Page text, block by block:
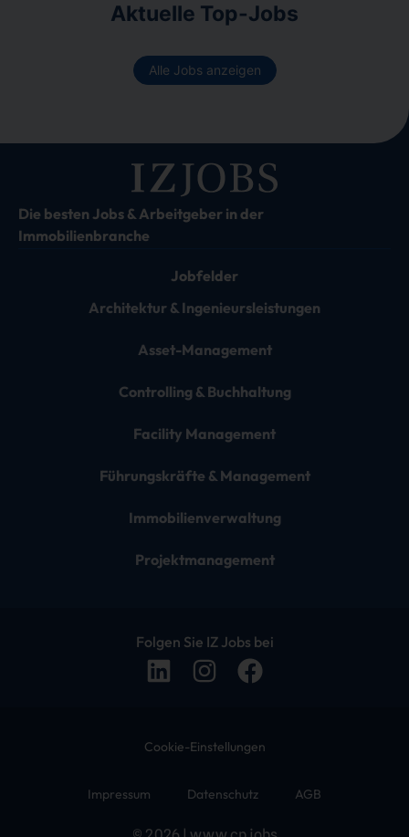
Aktuelle Top-Jobs
Alle Jobs anzeigen
Die besten Jobs & Arbeitgeber in der
Immobilienbranche
Jobfelder
Architektur & Ingenieursleistungen
Asset-Management
Controlling & Buchhaltung
Facility Management
Führungskräfte & Management
Immobilienverwaltung
Projektmanagement
Folgen Sie IZ Jobs bei
Cookie-Einstellungen
Impressum Datenschutz AGB